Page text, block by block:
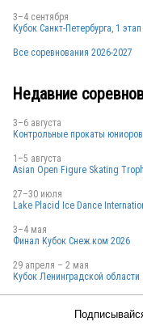
BLR
RUS
GER
GBR
3–4 сентября
Кубок Санкт-Петербурга, 1
Все соревнования 2026-2027
Недавние
3–6 августа
Контрольные прокаты
1–5 августа
Asian Open Figure Skating
27–30 июля
Lake Placid Ice Dance
3–4 мая
Финал Кубок Снеж.ком 2026
29 апреля – 2 мая
Кубок Ленинградской